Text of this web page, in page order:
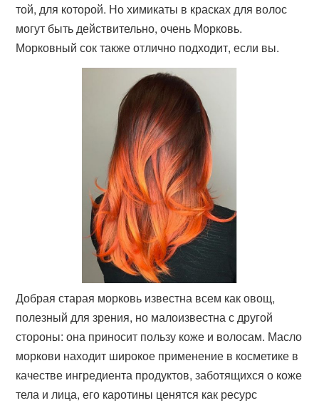
той, для которой. Но химикаты в красках для волос
могут быть действительно, очень Морковь.
Морковный сок также отлично подходит, если вы.
Добрая старая морковь известна всем как овощ,
полезный для зрения, но малоизвестна с другой
стороны: она приносит пользу коже и волосам. Масло
моркови находит широкое применение в косметике в
качестве ингредиента продуктов, заботящихся о коже
тела и лица, его каротины ценятся как ресурс